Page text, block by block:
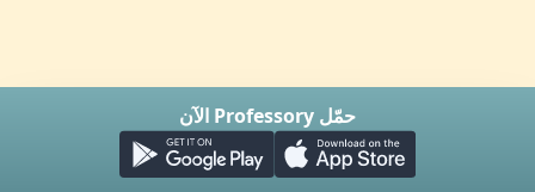
حمّل Professory الآن